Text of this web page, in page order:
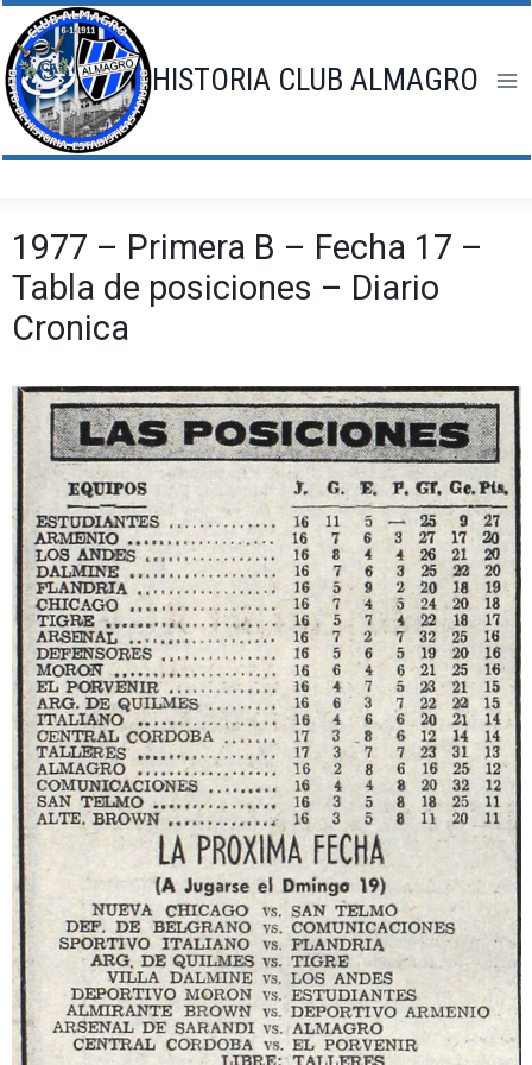
Saltar
al
contenido
HISTORIA CLUB ALMAGRO
1977 – Primera B – Fecha 17 –
Tabla de posiciones – Diario
Cronica